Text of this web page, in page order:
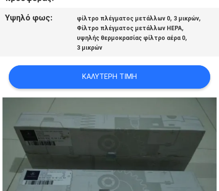
ΜΕ
ΠΕΡΙΠΤΏΣΕΙΣ
SITEMAP
PRIVACY
POLICY
Υψηλό φως: φίλτρο πλέγματος μετάλλων 0, 3 μικρών,
Φίλτρο πλέγματος μετάλλων HEPA,
υψηλής θερμοκρασίας φίλτρο αέρα 0,
3 μικρών
ΚΑΛΎΤΕΡΗ ΤΙΜΉ